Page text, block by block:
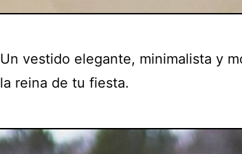
Un vestido elegante, minimalista y
la reina de tu fiesta.